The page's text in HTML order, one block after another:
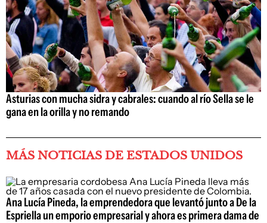
Asturias con mucha sidra y cabrales: cuando al río Sella se le
gana en la orilla y no remando
MÁS NOTICIAS DE ESTADOS UNIDOS
Ana Lucía Pineda, la emprendedora que levantó junto a De la
Espriella un emporio empresarial y ahora es primera dama de